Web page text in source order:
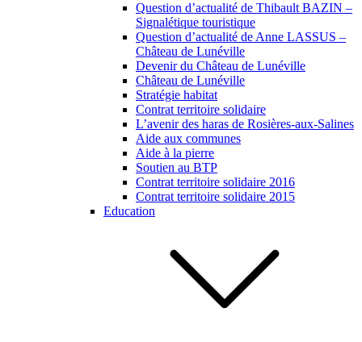
Question d’actualité de Thibault BAZIN –
Signalétique touristique
Question d’actualité de Anne LASSUS –
Château de Lunéville
Devenir du Château de Lunéville
Château de Lunéville
Stratégie habitat
Contrat territoire solidaire
L’avenir des haras de Rosières-aux-Salines
Aide aux communes
Aide à la pierre
Soutien au BTP
Contrat territoire solidaire 2016
Contrat territoire solidaire 2015
Education